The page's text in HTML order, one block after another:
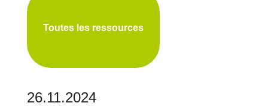
Toutes les ressources
26.11.2024